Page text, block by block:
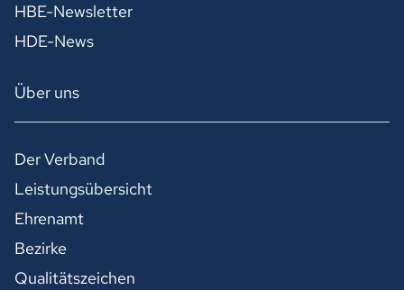
HBE-Newsletter
HDE-News
Über uns
Der Verband
Leistungsübersicht
Ehrenamt
Bezirke
Qualitätszeichen